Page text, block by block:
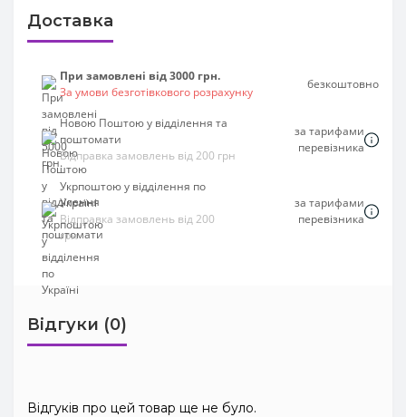
Доставка
При замовлені від 3000 грн.
За умови безготівкового розрахунку
безкоштовно
Новою Поштою у відділення та
поштомати
Відправка замовлень від 200 грн
за тарифами
перевізника
Укрпоштою у відділення по
Україні
Відправка замовлень від 200
грн
за тарифами
перевізника
Відгуки (0)
Відгуків про цей товар ще не було.